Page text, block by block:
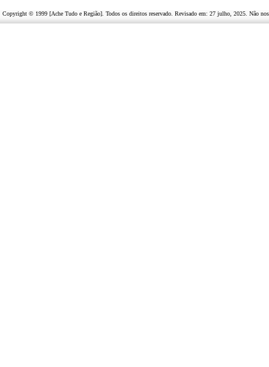
Copyright © 1999 [Ache Tudo e Região]. Todos os direitos reservado. Revisado em: 27 julho, 2025 . Não